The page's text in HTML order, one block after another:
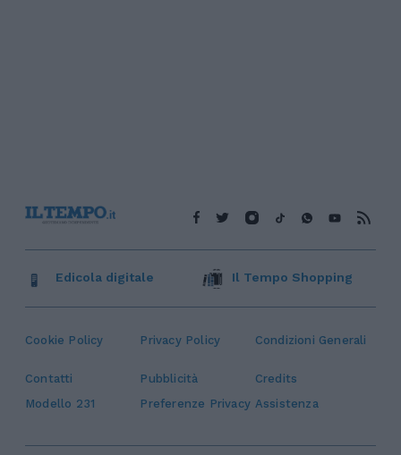
Cookie Policy Privacy Policy Condizioni Generali
Contatti Pubblicità
Credits
Modello 231
Preferenze Privacy Assistenza
Edicola digitale Il Tempo Shopping